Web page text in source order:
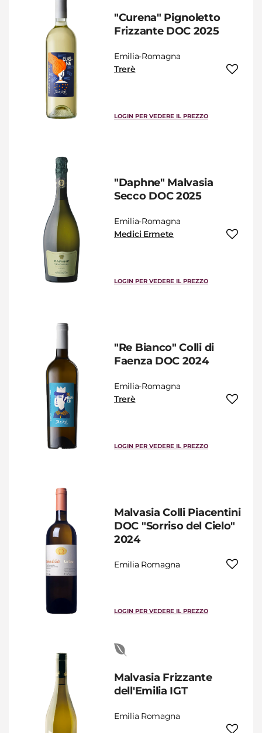
"Curena" Pignoletto
Frizzante DOC 2025
Emilia-Romagna
Trerè
LOGIN PER VEDERE IL PREZZO
"Daphne" Malvasia
Secco DOC 2025
Emilia-Romagna
Medici Ermete
LOGIN PER VEDERE IL PREZZO
"Re Bianco" Colli di
Faenza DOC 2024
Emilia-Romagna
Trerè
LOGIN PER VEDERE IL PREZZO
Malvasia Colli Piacentini
DOC "Sorriso del Cielo"
2024
Emilia Romagna
LOGIN PER VEDERE IL PREZZO
Malvasia Frizzante
dell'Emilia IGT
Emilia Romagna